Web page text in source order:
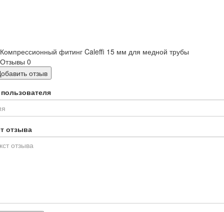
Компрессионный фитинг Caleffi 15 мм для медной трубы
Отзывы 0
отзыв
отзыва